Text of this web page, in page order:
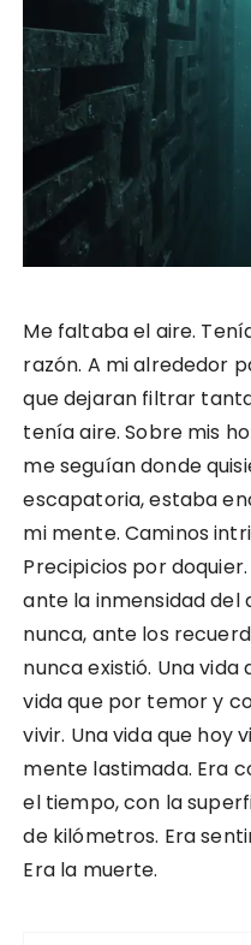
Me faltaba el aire.
razón. A mi alrededor
que dejaran filtrar
tenía aire. Sobre mis
me seguían donde
escapatoria, estaba
mi mente. Caminos
Precipicios por
ante la inmensidad del
nunca, ante los
nunca existió. Una
vida que por temor y
vivir. Una vida que hoy
mente lastimada. Era
el tiempo, con la
de kilómetros. Era
Era la muerte.